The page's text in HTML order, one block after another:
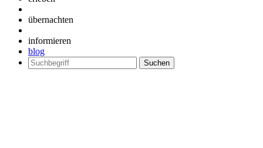
übernachten
informieren
blog
Suchen
nach: